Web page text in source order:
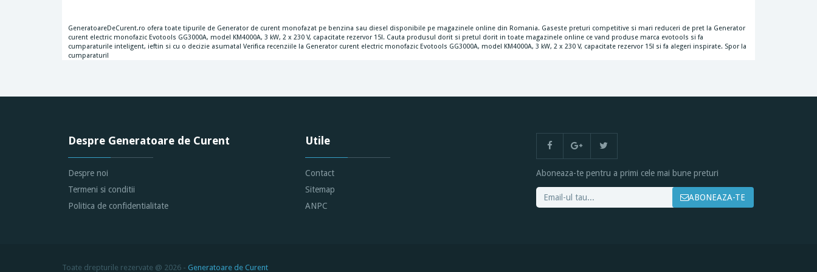
GeneratoareDeCurent.ro ofera toate tipurile de Generator de curent monofazat pe benzina sau diesel disponibile pe magazinele online din Romania. Gaseste preturi competitive si mari reduceri de pret la Generator
curent electric monofazic Evotools GG3000A, model KM4000A, 3 kW, 2 x 230 V, capacitate rezervor 15l. Cauta produsul dorit si pretul dorit in toate magazinele online ce vand produse marca evotools si fa
cumparaturile inteligent, ieftin si cu o decizie asumata! Verifica recenziile la Generator curent electric monofazic Evotools GG3000A, model KM4000A, 3 kW, 2 x 230 V, capacitate rezervor 15l si fa alegeri inspirate. Spor la
cumparaturi!
Despre Generatoare de Curent
Despre noi
Termeni si conditii
Politica de confidentialitate
Utile
Contact
Sitemap
ANPC
Aboneaza-te pentru a primi cele mai bune preturi
ABONEAZA-TE
Toate drepturile rezervate @ 2026 - Generatoare de Curent